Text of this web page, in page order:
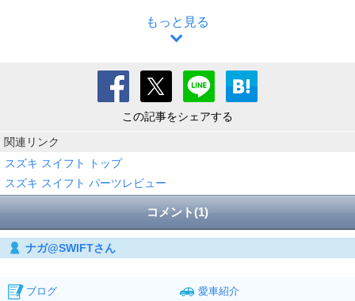
もっと見る
この記事をシェアする
関連リンク
スズキ スイフト トップ
スズキ スイフト パーツレビュー
コメント(1)
ナガ@SWIFTさん
ブログ
愛車紹介